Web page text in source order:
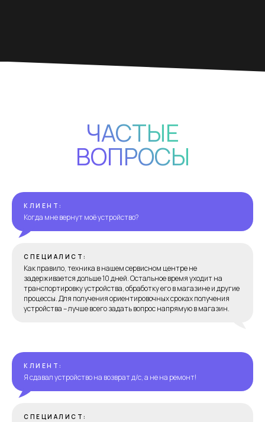
ЧАСТЫЕ
ВОПРОСЫ
КЛИЕНТ:
Когда мне вернут моё устройство?
СПЕЦИАЛИСТ:
Как правило, техника в нашем сервисном центре не
задерживается дольше 10 дней. Остальное время уходит на
транспортировку устройства, обработку его в магазине и другие
процессы. Для получения ориентировочных сроках получения
устройства – лучше всего задать вопрос напрямую в магазин.
КЛИЕНТ:
Я сдавал устройство на возврат д/с, а не на ремонт!
СПЕЦИАЛИСТ: